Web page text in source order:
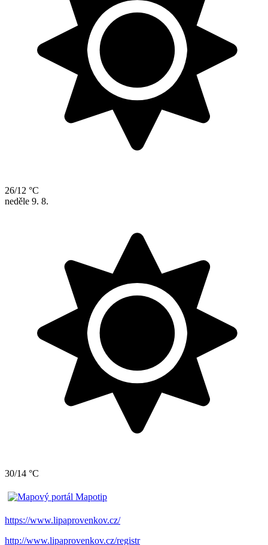
26/12 °C
neděle 9. 8.
30/14 °C
https://www.lipaprovenkov.cz/
http://www.lipaprovenkov.cz/registr